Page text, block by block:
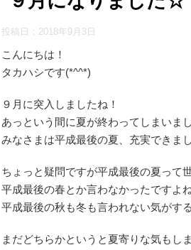
投稿日： 2018年9月3日
こんにちは！
タカハシです(*^^*)
９月に突入しましたね！
あっという間に夏が終わってしまいま
みなさまは平成最後の夏、充実できま
ちょっと疑問ですが平成最後の夏って
平成最後の春とか言わなかったですよ
平成最後の秋も冬も言われない気がす
まだどちらかというと夏寄りな気もし